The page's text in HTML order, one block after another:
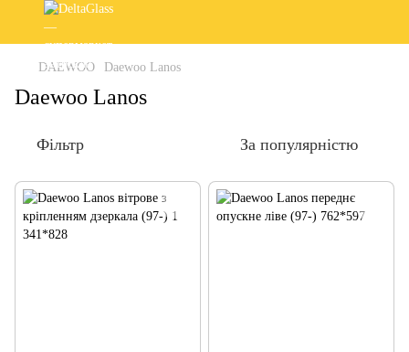
DAEWOO Daewoo Lanos
Daewoo Lanos
Фільтр За популярністю